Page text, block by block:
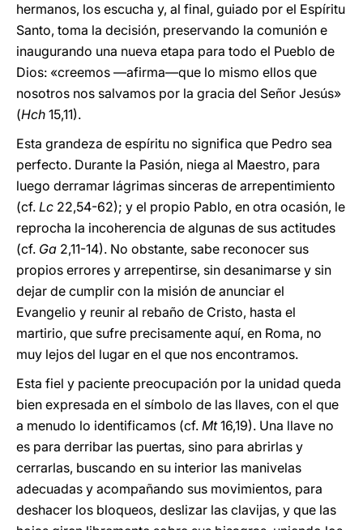
hermanos, los escucha y, al final, guiado por el Espíritu
Santo, toma la decisión, preservando la comunión e
inaugurando una nueva etapa para todo el Pueblo de
Dios: «creemos —afirma—que lo mismo ellos que
nosotros nos salvamos por la gracia del Señor Jesús»
(Hch 15,11).
Esta grandeza de espíritu no significa que Pedro sea
perfecto. Durante la Pasión, niega al Maestro, para
luego derramar lágrimas sinceras de arrepentimiento
(cf. Lc 22,54-62); y el propio Pablo, en otra ocasión, le
reprocha la incoherencia de algunas de sus actitudes
(cf. Ga 2,11-14). No obstante, sabe reconocer sus
propios errores y arrepentirse, sin desanimarse y sin
dejar de cumplir con la misión de anunciar el
Evangelio y reunir al rebaño de Cristo, hasta el
martirio, que sufre precisamente aquí, en Roma, no
muy lejos del lugar en el que nos encontramos.
Esta fiel y paciente preocupación por la unidad queda
bien expresada en el símbolo de las llaves, con el que
a menudo lo identificamos (cf. Mt16,19). Una llave no
es para derribar las puertas, sino para abrirlas y
cerrarlas, buscando en su interior las manivelas
adecuadas y acompañando sus movimientos, para
deshacer los bloqueos, deslizar las clavijas, y que las